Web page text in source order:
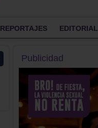
REPORTAJES EDITORIAL
Publicidad